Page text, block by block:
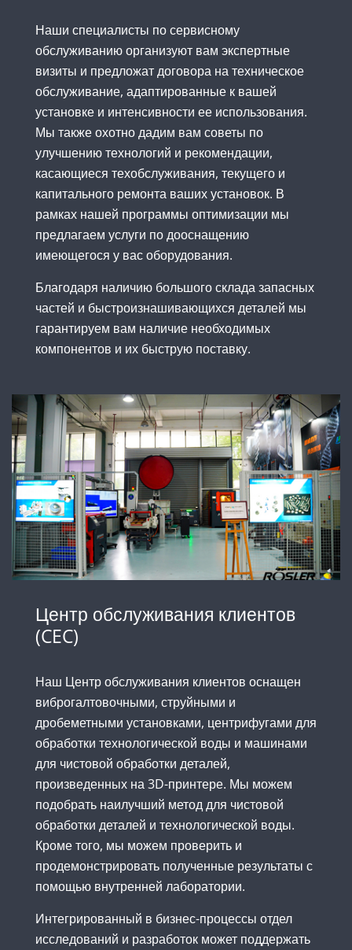
Наши специалисты по сервисному
обслуживанию организуют вам экспертные
визиты и предложат договора на техническое
обслуживание, адаптированные к вашей
установке и интенсивности ее использования.
Мы также охотно дадим вам советы по
улучшению технологий и рекомендации,
касающиеся техобслуживания, текущего и
капитального ремонта ваших установок. В
рамках нашей программы оптимизации мы
предлагаем услуги по дооснащению
имеющегося у вас оборудования.
Благодаря наличию большого склада запасных
частей и быстроизнашивающихся деталей мы
гарантируем вам наличие необходимых
компонентов и их быструю поставку.
Центр обслуживания клиентов
(CEC)
Наш Центр обслуживания клиентов оснащен
виброгалтовочными, струйными и
дробеметными установками, центрифугами для
обработки технологической воды и машинами
для чистовой обработки деталей,
произведенных на 3D-принтере. Мы можем
подобрать наилучший метод для чистовой
обработки деталей и технологической воды.
Кроме того, мы можем проверить и
продемонстрировать полученные результаты с
помощью внутренней лаборатории.
Интегрированный в бизнес-процессы отдел
исследований и разработок может поддержать